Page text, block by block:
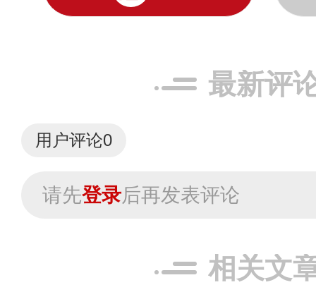
最新评
用户评论0
请先登录后再发表评论
相关文